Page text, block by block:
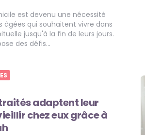
est devenu une nécessité
âgées qui souhaitent vivre dans
jusqu'à la fin de leurs jours.
des défis…
adaptent leur
chez eux grâce à